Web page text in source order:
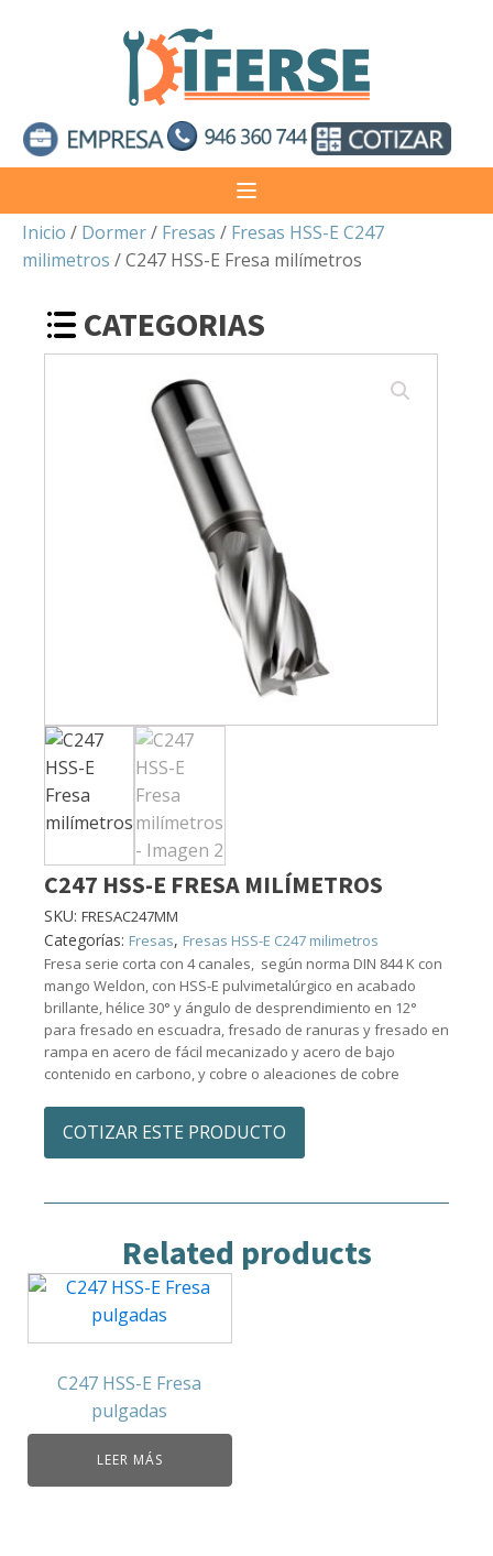
Inicio / Dormer/ Fresas / Fresas HSS-E C247
milimetros / C247 HSS-E Fresa milímetros
CATEGORIAS
C247 HSS-E FRESA MILÍMETROS
SKU: FRESAC247MM
Categorías: Fresas, Fresas HSS-E C247 milimetros
Fresa serie corta con 4 canales, según norma DIN 844 K con
mango Weldon, con HSS-E pulvimetalúrgico en acabado
brillante, hélice 30° y ángulo de desprendimiento en 12°
para fresado en escuadra, fresado de ranuras y fresado en
rampa en acero de fácil mecanizado y acero de bajo
contenido en carbono, y cobre o aleaciones de cobre
COTIZAR ESTE PRODUCTO
Related products
C247 HSS-E Fresa
pulgadas
LEER MÁS